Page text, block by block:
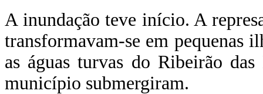
A inundação teve início. A
transformavam-se em pequenas
as águas turvas do Ribeirão
município submergiram.